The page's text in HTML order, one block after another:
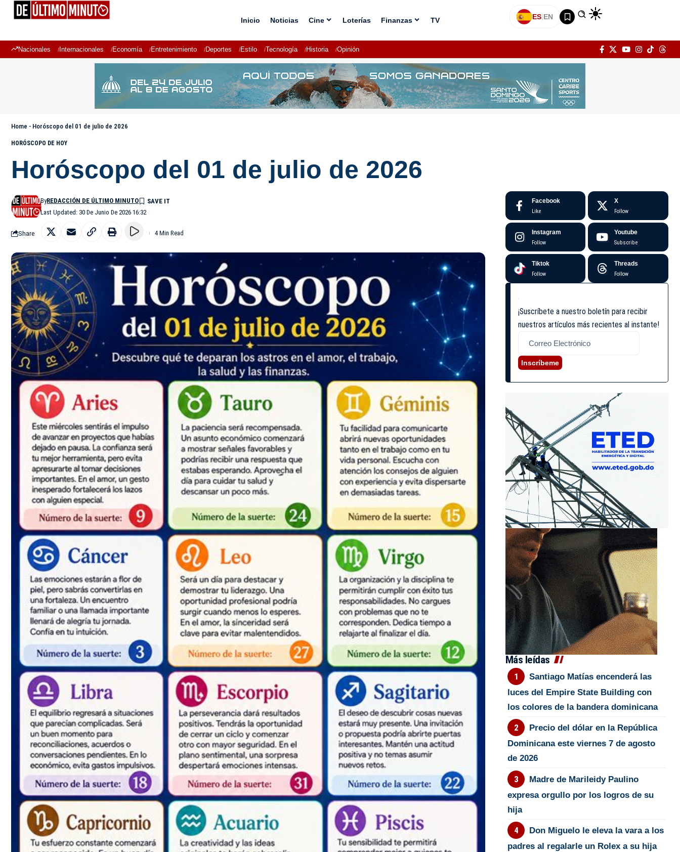
Inicio Noticias Cine Loterías Finanzas TV ES|EN
Nacionales Internacionales Economía Entretenimiento Deportes Estilo Tecnología Historia Opinión
Home - Horóscopo del 01 de julio de 2026
HORÓSCOPO DE HOY
Horóscopo del 01 de julio de 2026
Last Updated: 30 De Junio De 2026 16:32
ByREDACCIÓN DE ÚLTIMO MINUTO
Share 4 Min Read
Facebook
Like
X
Follow
Instagram
Follow
Youtube
Subscribe
Tiktok
Follow
Threads
Follow
¡Suscríbete a nuestro boletín para recibir
nuestros artículos más recientes al instante!
Inscríbeme
Más leídas
Santiago Matías encenderá las
luces del Empire State Building con
los colores de la bandera dominicana
Precio del dólar en la República
Dominicana este viernes 7 de agosto
de 2026
Madre de Marileidy Paulino
expresa orgullo por los logros de su
hija
Don Miguelo le eleva la vara a los
padres al regalarle un Rolex a su hija